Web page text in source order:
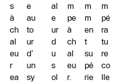
s
à
ch
al
eu
r
ea
e
au
to
ur
d’
un
sy
al
e
ur
d
u
s
ol
m
pe
à
ch
al
eu
r.
m
m
en
t
su
pé
rie
m
pé
ra
tu
re
co
lle